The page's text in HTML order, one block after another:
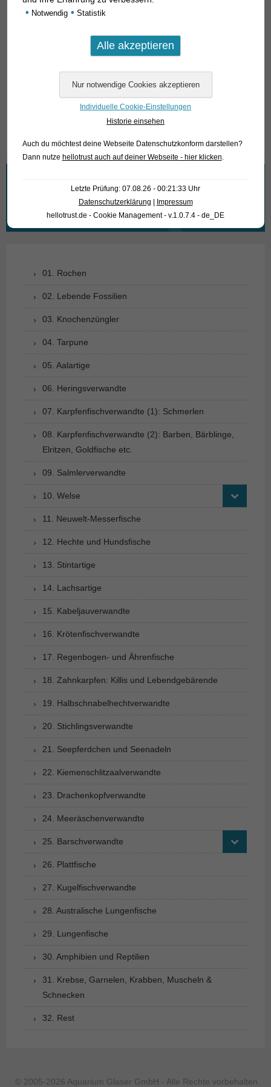
mal Großmäuler – Entschuldigung, ich meine natürlich
Für unsere Kunden: die Tiere haben Code 419063 auf
unserer Stockliste. Bitte beachten Sie, dass wir
ausschließlich en Großhandel beliefern.
Text & Photos. Frank Schäfer
01. Rochen
02. Lebende Fossilien
03. Knochenzüngler
04. Tarpune
05. Aalartige
06. Heringsverwandte
07. Karpfenfischverwandte (1): Schmerlen
08. Karpfenfischverwandte (2): Barben, Bärblinge,
Elritzen, Goldfische etc.
09. Salmlerverwandte
10. Welse
11. Neuwelt-Messerfische
12. Hechte und Hundsfische
13. Stintartige
14. Lachsartige
15. Kabeljauverwandte
16. Krötenfischverwandte
17. Regenbogen- und Ährenfische
18. Zahnkarpfen: Killis und Lebendgebärende
19. Halbschnabelhechtverwandte
20. Stichlingsverwandte
21. Seepferdchen und Seenadeln
22. Kiemenschlitzaalverwandte
23. Drachenkopfverwandte
24. Meeräschenverwandte
25. Barschverwandte
26. Plattfische
27. Kugelfischverwandte
28. Australische Lungenfische
29. Lungenfische
30. Amphibien und Reptilien
31. Krebse, Garnelen, Krabben, Muscheln &
Schnecken
32. Rest
© 2005-2026 Aquarium Glaser GmbH - Alle Rechte vorbehalten.
• Notwendig • Statistik
Individuelle Cookie-Einstellungen
Historie einsehen
Auch du möchtest deine Webseite Datenschutzkonform darstellen?
Dann nutze hellotrust auch auf deiner Webseite - hier klicken
Letzte Prüfung: 07.08.26 - 00:21:33 Uhr
Datenschutzerklärung | Impressum
hellotrust.de - Cookie Management - v.1.0.7.4 - de_DE